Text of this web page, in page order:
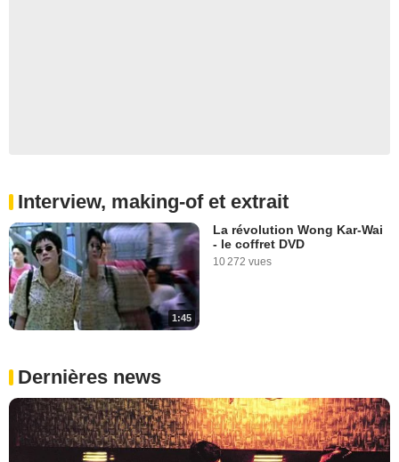
Interview, making-of et extrait
1:45
La révolution Wong Kar-Wai
- le coffret DVD
10 272 vues
Dernières news